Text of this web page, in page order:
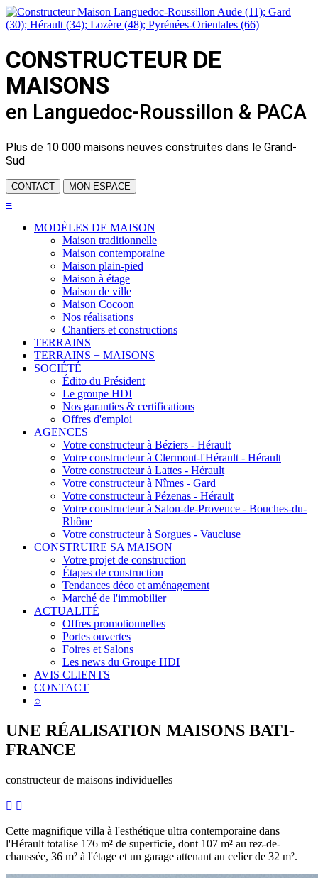
CONSTRUCTEUR DE
MAISONS
en Languedoc-Roussillon & PACA
Plus de 10 000 maisons neuves construites dans le Grand-
Sud
CONTACT MON ESPACE
≡
MODÈLES DE MAISON
Maison traditionnelle
Maison contemporaine
Maison plain-pied
Maison à étage
Maison de ville
Maison Cocoon
Nos réalisations
Chantiers et constructions
TERRAINS
TERRAINS + MAISONS
SOCIÉTÉ
Édito du Président
Le groupe HDI
Nos garanties & certifications
Offres d'emploi
AGENCES
Votre constructeur à Béziers - Hérault
Votre constructeur à Clermont-l'Hérault - Hérault
Votre constructeur à Lattes - Hérault
Votre constructeur à Nîmes - Gard
Votre constructeur à Pézenas - Hérault
Votre constructeur à Salon-de-Provence - Bouches-du-
Rhône
Votre constructeur à Sorgues - Vaucluse
CONSTRUIRE SA MAISON
Votre projet de construction
Étapes de construction
Tendances déco et aménagement
Marché de l'immobilier
ACTUALITÉ
Offres promotionnelles
Portes ouvertes
Foires et Salons
Les news du Groupe HDI
AVIS CLIENTS
CONTACT
⌕
UNE RÉALISATION MAISONS BATI-
FRANCE
constructeur de maisons individuelles
 
Cette magnifique villa à l'esthétique ultra contemporaine dans
l'Hérault totalise 176 m² de superficie, dont 107 m² au rez-de-
chaussée, 36 m² à l'étage et un garage attenant au celier de 32 m².